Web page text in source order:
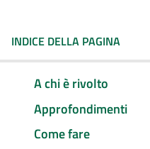
INDICE DELLA PAGINA
A chi è rivolto
Approfondimenti
Come fare